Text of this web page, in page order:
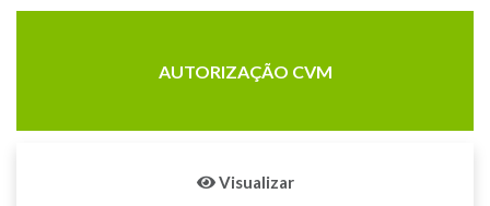
AUTORIZAÇÃO CVM
Visualizar